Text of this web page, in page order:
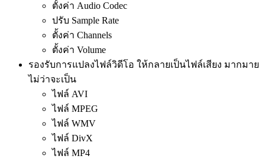
ตั้งค่า Audio Codec
ปรับ Sample Rate
ตั้งค่า Channels
ตั้งค่า Volume
รองรับการแปลงไฟล์วิดีโอ ให้กลายเป็นไฟล์เสียง มากมาย
ไม่ว่าจะเป็น
ไฟล์ AVI
ไฟล์ MPEG
ไฟล์ WMV
ไฟล์ DivX
ไฟล์ MP4